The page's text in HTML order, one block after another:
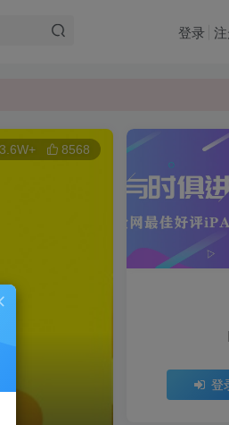
登录
3.6W+ 8568
登